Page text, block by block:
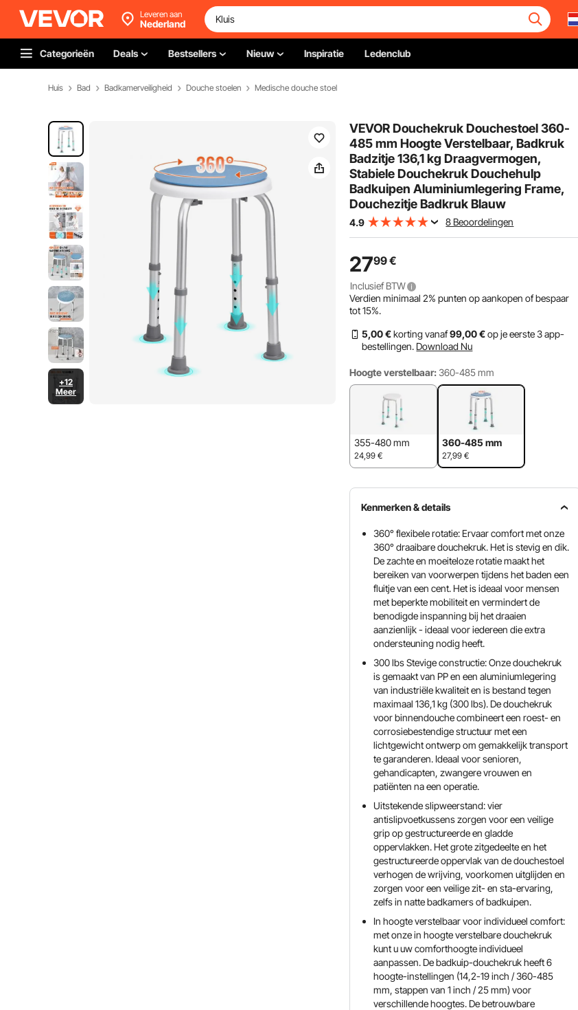
Leveren aan
Nederland
Categorieën Deals Bestsellers Nieuw Inspiratie Ledenclub
Huis Bad Badkamerveiligheid Douche stoelen Medische douche stoel
+12
Meer
VEVOR Douchekruk Douchestoel 360-
485 mm Hoogte Verstelbaar, Badkruk
Badzitje 136,1 kg Draagvermogen,
Stabiele Douchekruk Douchehulp
Badkuipen Aluminiumlegering Frame,
Douchezitje Badkruk Blauw
4.9 8 Beoordelingen
2799€
Inclusief BTW
Verdien minimaal2% punten op aankopen of bespaar
tot15%.
5,00 €korting vanaf99,00 €op je eerste 3 app-
bestellingen. Download Nu
Hoogte verstelbaar: 360-485 mm
355-480 mm
24,99 €
360-485 mm
27,99 €
Kenmerken & details
360° flexibele rotatie: Ervaar comfort met onze
360° draaibare douchekruk. Het is stevig en dik.
De zachte en moeiteloze rotatie maakt het
bereiken van voorwerpen tijdens het baden een
fluitje van een cent. Het is ideaal voor mensen
met beperkte mobiliteit en vermindert de
benodigde inspanning bij het draaien
aanzienlijk - ideaal voor iedereen die extra
ondersteuning nodig heeft.
300 lbs Stevige constructie: Onze douchekruk
is gemaakt van PP en een aluminiumlegering
van industriële kwaliteit en is bestand tegen
maximaal 136,1 kg (300 lbs). De douchekruk
voor binnendouche combineert een roest- en
corrosiebestendige structuur met een
lichtgewicht ontwerp om gemakkelijk transport
te garanderen. Ideaal voor senioren,
gehandicapten, zwangere vrouwen en
patiënten na een operatie.
Uitstekende slipweerstand: vier
antislipvoetkussens zorgen voor een veilige
grip op gestructureerde en gladde
oppervlakken. Het grote zitgedeelte en het
gestructureerde oppervlak van de douchestoel
verhogen de wrijving, voorkomen uitglijden en
zorgen voor een veilige zit- en sta-ervaring,
zelfs in natte badkamers of badkuipen.
In hoogte verstelbaar voor individueel comfort:
met onze in hoogte verstelbare douchekruk
kunt u uw comforthoogte individueel
aanpassen. De badkuip-douchekruk heeft 6
hoogte-instellingen (14,2-19 inch / 360-485
mm, stappen van 1 inch / 25 mm) voor
verschillende hoogtes. De betrouwbare